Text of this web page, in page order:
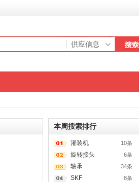
本周搜索排行
10条
灌装机
6条
旋转接头
34条
轴承
8条
SKF